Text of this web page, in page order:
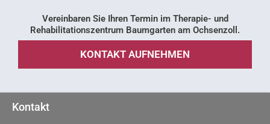
Vereinbaren Sie Ihren Termin im Therapie- und
Rehabilitationszentrum Baumgarten am Ochsenzoll.
KONTAKT AUFNEHMEN
Kontakt